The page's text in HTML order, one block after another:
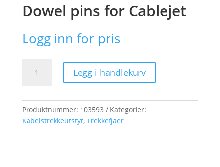
Dowel pins for Cablejet
Logg inn for pris
antall
Legg i handlekurv
Produktnummer: 103593
Kategorier:
Kabelstrekkeutstyr, Trekkefjaer